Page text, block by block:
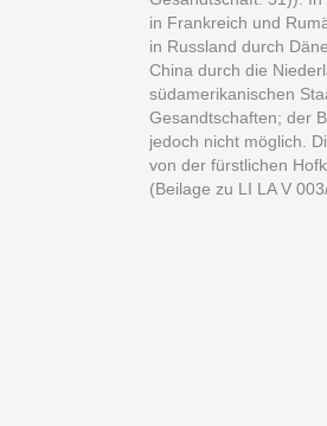
in Frankreich und
in Russland durch
China durch die
südamerikanischen
Gesandtschaften; der
jedoch nicht möglich.
von der fürstlichen
(Beilage zu LI LA V